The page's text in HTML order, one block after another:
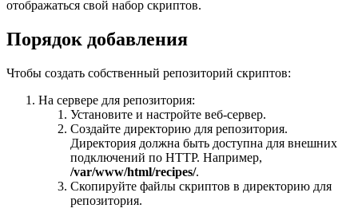
отображаться свой набор скриптов.
Порядок добавления
Чтобы создать собственный репозиторий скриптов:
На сервере для репозитория:
Установите и настройте веб-сервер.
Создайте директорию для репозитория.
Директория должна быть доступна для внешних
подключений по HTTP. Например,
/var/www/html/recipes/.
Скопируйте файлы скриптов в директорию для
репозитория.